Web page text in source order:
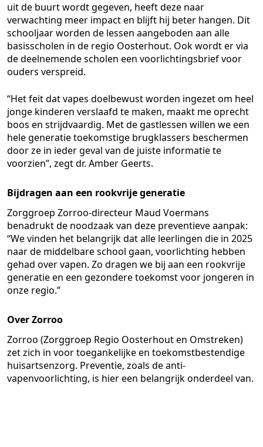
uit de buurt wordt gegeven, heeft deze naar
verwachting meer impact en blijft hij beter hangen. Dit
schooljaar worden de lessen aangeboden aan alle
basisscholen in de regio Oosterhout. Ook wordt er via
de deelnemende scholen een voorlichtingsbrief voor
ouders verspreid.
“Het feit dat vapes doelbewust worden ingezet om heel
jonge kinderen verslaafd te maken, maakt me oprecht
boos en strijdvaardig. Met de gastlessen willen we een
hele generatie toekomstige brugklassers beschermen
door ze in ieder geval van de juiste informatie te
voorzien”, zegt dr. Amber Geerts.
Bijdragen aan een rookvrije generatie
Zorggroep Zorroo-directeur Maud Voermans
benadrukt de noodzaak van deze preventieve aanpak:
“We vinden het belangrijk dat alle leerlingen die in 2025
naar de middelbare school gaan, voorlichting hebben
gehad over vapen. Zo dragen we bij aan een rookvrije
generatie en een gezondere toekomst voor jongeren in
onze regio.”
Over Zorroo
Zorroo (Zorggroep Regio Oosterhout en Omstreken)
zet zich in voor toegankelijke en toekomstbestendige
huisartsenzorg. Preventie, zoals de anti-
vapenvoorlichting, is hier een belangrijk onderdeel van.